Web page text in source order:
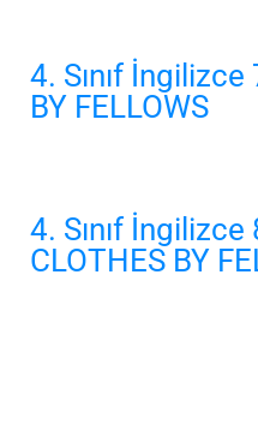
4. Sınıf
BY FELLOWS
4. Sınıf
CLOTHES BY